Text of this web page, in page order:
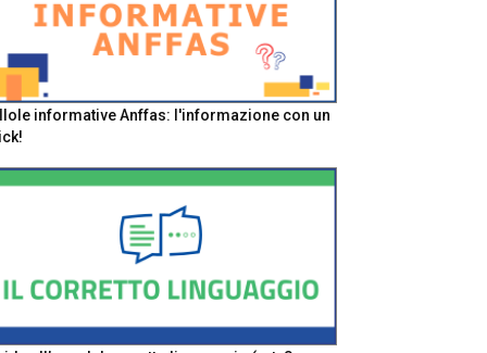
informative Anffas: l'informazione con un